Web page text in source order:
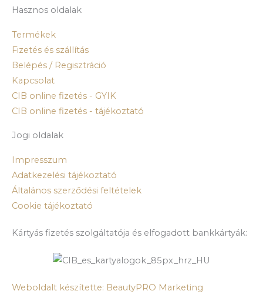
Hasznos oldalak
Termékek
Fizetés és szállítás
Belépés / Regisztráció
Kapcsolat
CIB online fizetés - GYIK
CIB online fizetés - tájékoztató
Jogi oldalak
Impresszum
Adatkezelési tájékoztató
Általános szerződési feltételek
Cookie tájékoztató
Kártyás fizetés szolgáltatója és elfogadott bankkártyák:
Weboldalt készítette: BeautyPRO Marketing